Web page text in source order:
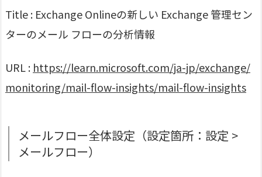
Title : Exchange Onlineの新しい Exchange 管理セン
ターのメール フローの分析情報
URL : https://learn.microsoft.com/ja-jp/exchange/
monitoring/mail-flow-insights/mail-flow-insights
メールフロー全体設定（設定箇所：設定 >
メールフロー）